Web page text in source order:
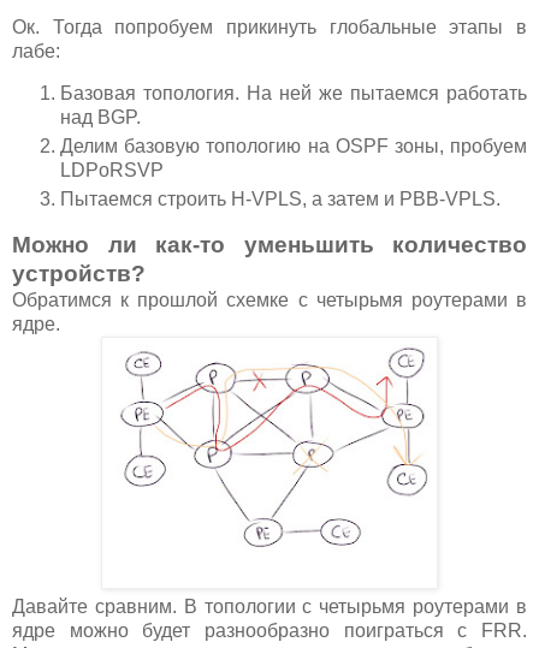
Ок. Тогда попробуем прикинуть глобальные этапы в
лабе:
Базовая топология. На ней же пытаемся работать
над BGP.
Делим базовую топологию на OSPF зоны, пробуем
LDPoRSVP
Пытаемся строить H-VPLS, а затем и PBB-VPLS.
Можно ли как-то уменьшить количество
устройств?
Обратимся к прошлой схемке с четырьмя роутерами в
ядре.
Давайте сравним. В топологии с четырьмя роутерами в
ядре можно будет разнообразно поиграться с FRR.